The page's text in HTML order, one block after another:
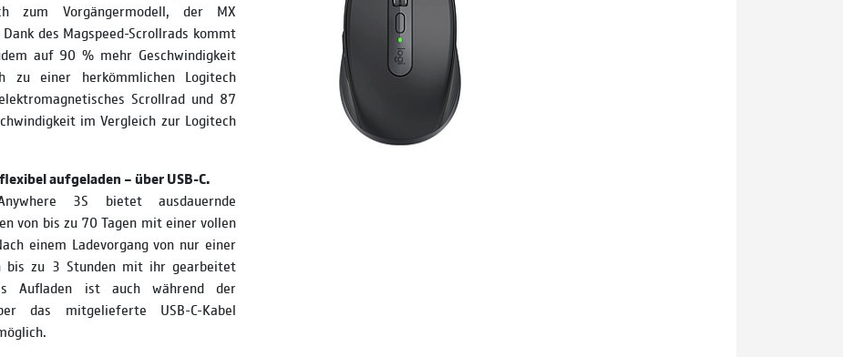
zum Vorgängermodell, der MX
des Magspeed-Scrollrads kommt
auf 90 % mehr Geschwindigkeit
zu einer herkömmlichen Logitech
Scrollrad und 87
im Vergleich zur Logitech
aufgeladen – über USB-C.
3S bietet ausdauernde
von bis zu 70 Tagen mit einer vollen
einem Ladevorgang von nur einer
bis zu 3 Stunden mit ihr gearbeitet
Aufladen ist auch während der
das mitgelieferte USB-C-Kabel